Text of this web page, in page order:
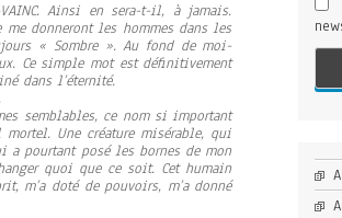
VAINC. Ainsi en sera-t-il, à jamais.
donneront les hommes dans les
« Sombre ». Au fond de moi-
Ce simple mot est définitivement
dans l’éternité.
semblables, ce nom si important
Une créature misérable, qui
a pourtant posé les bornes de mon
quoi que ce soit. Cet humain
m’a doté de pouvoirs, m’a donné